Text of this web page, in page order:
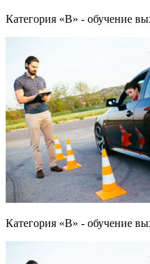
Категория «B» - обучение
Категория «B» - обучение